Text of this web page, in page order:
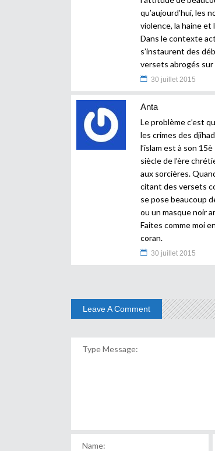
qu’aujourd’hui, les
violence, la haine et
Dans le contexte
s’instaurent des
versets abrogés sur
30 juillet 2015
Anta
Le problème c’est
les crimes des
l’islam est à son
siècle de l’ère
aux sorcières.
citant des versets
se pose beaucoup
ou un masque noir
Faites comme moi
coran.
30 juillet 2015
Leave A Comment